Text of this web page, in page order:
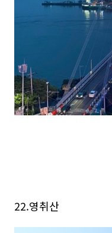
22.영취산